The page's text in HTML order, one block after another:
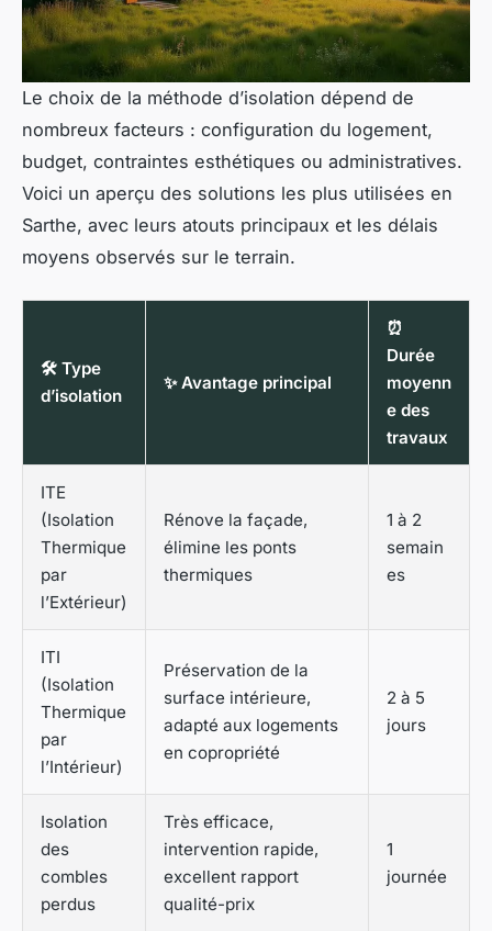
Le choix de la méthode d’isolation dépend de
nombreux facteurs : configuration du logement,
budget, contraintes esthétiques ou administratives.
Voici un aperçu des solutions les plus utilisées en
Sarthe, avec leurs atouts principaux et les délais
moyens observés sur le terrain.
🛠️ Type
d’isolation
✨ Avantage principal
⏰
Durée
moyenn
e des
travaux
ITE
(Isolation
Thermique
par
l’Extérieur)
Rénove la façade,
élimine les ponts
thermiques
1 à 2
semain
es
ITI
(Isolation
Thermique
par
l’Intérieur)
Préservation de la
surface intérieure,
adapté aux logements
en copropriété
2 à 5
jours
Isolation
des
combles
perdus
Très efficace,
intervention rapide,
excellent rapport
qualité-prix
1
journée